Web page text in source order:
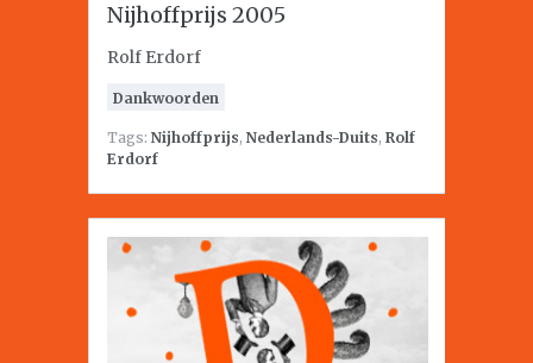
Nijhoffprijs 2005
Rolf Erdorf
Dankwoorden
Tags: Nijhoffprijs, Nederlands-Duits, Rolf
Erdorf